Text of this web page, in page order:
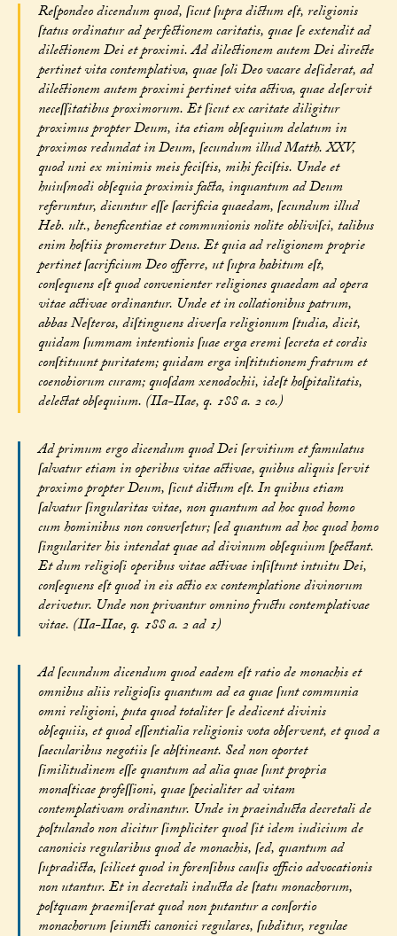
Reſpondeo dicendum quod, ſicut ſupra dictum eſt, religionis
ſtatus ordinatur ad perfectionem caritatis, quae ſe extendit ad
dilectionem Dei et proximi. Ad dilectionem autem Dei directe
pertinet vita contemplativa, quae ſoli Deo vacare deſiderat, ad
dilectionem autem proximi pertinet vita activa, quae deſervit
neceſſitatibus proximorum. Et ſicut ex caritate diligitur
proximus propter Deum, ita etiam obſequium delatum in
proximos redundat in Deum, ſecundum illud Matth. XXV,
quod uni ex minimis meis feciſtis, mihi feciſtis. Unde et
huiuſmodi obſequia proximis facta, inquantum ad Deum
referuntur, dicuntur eſſe ſacrificia quaedam, ſecundum illud
Heb. ult., beneficentiae et communionis nolite obliviſci, talibus
enim hoſtiis promeretur Deus. Et quia ad religionem proprie
pertinet ſacrificium Deo offerre, ut ſupra habitum eſt,
conſequens eſt quod convenienter religiones quaedam ad opera
vitae activae ordinantur. Unde et in collationibus patrum,
abbas Neſteros, diſtinguens diverſa religionum ſtudia, dicit,
quidam ſummam intentionis ſuae erga eremi ſecreta et cordis
conſtituunt puritatem; quidam erga inſtitutionem fratrum et
coenobiorum curam; quoſdam xenodochii, ideſt hoſpitalitatis,
delectat obſequium. (IIa-IIae, q. 188 a. 2 co.)
Ad primum ergo dicendum quod Dei ſervitium et famulatus
ſalvatur etiam in operibus vitae activae, quibus aliquis ſervit
proximo propter Deum, ſicut dictum eſt. In quibus etiam
ſalvatur ſingularitas vitae, non quantum ad hoc quod homo
cum hominibus non converſetur; ſed quantum ad hoc quod homo
ſingulariter his intendat quae ad divinum obſequium ſpectant.
Et dum religioſi operibus vitae activae inſiſtunt intuitu Dei,
conſequens eſt quod in eis actio ex contemplatione divinorum
derivetur. Unde non privantur omnino fructu contemplativae
vitae. (IIa-IIae, q. 188 a. 2 ad 1)
Ad ſecundum dicendum quod eadem eſt ratio de monachis et
omnibus aliis religioſis quantum ad ea quae ſunt communia
omni religioni, puta quod totaliter ſe dedicent divinis
obſequiis, et quod eſſentialia religionis vota obſervent, et quod a
ſaecularibus negotiis ſe abſtineant. Sed non oportet
ſimilitudinem eſſe quantum ad alia quae ſunt propria
monaſticae profeſſioni, quae ſpecialiter ad vitam
contemplativam ordinantur. Unde in praeinducta decretali de
poſtulando non dicitur ſimpliciter quod ſit idem iudicium de
canonicis regularibus quod de monachis, ſed, quantum ad
ſupradicta, ſcilicet quod in forenſibus cauſis officio advocationis
non utantur. Et in decretali inducta de ſtatu monachorum,
poſtquam praemiſerat quod non putantur a conſortio
monachorum ſeiuncti canonici regulares, ſubditur, regulae